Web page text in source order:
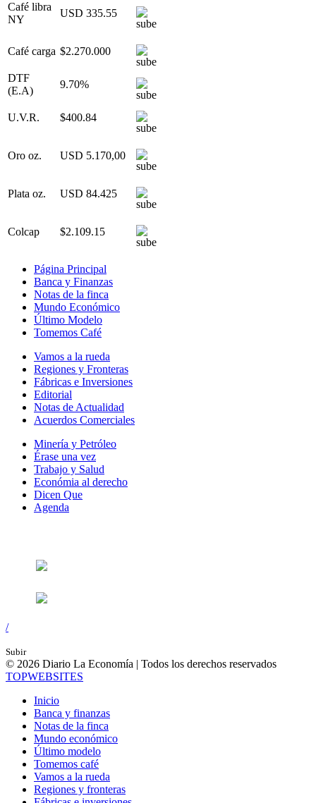
Café libra
NY
USD 335.55
Café carga $2.270.000
DTF
(E.A)
9.70%
U.V.R. $400.84
Oro oz. USD 5.170,00
Plata oz. USD 84.425
Colcap $2.109.15
Página Principal
Banca y Finanzas
Notas de la finca
Mundo Económico
Último Modelo
Tomemos Café
Vamos a la rueda
Regiones y Fronteras
Fábricas e Inversiones
Editorial
Notas de Actualidad
Acuerdos Comerciales
Minería y Petróleo
Érase una vez
Trabajo y Salud
Económia al derecho
Dicen Que
Agenda
/
Subir
© 2026 Diario La Economía | Todos los derechos reservados
TOPWEBSITES
Inicio
Banca y finanzas
Notas de la finca
Mundo económico
Último modelo
Tomemos café
Vamos a la rueda
Regiones y fronteras